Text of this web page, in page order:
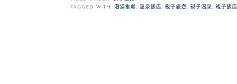
TAGGED WITH: 泡湯推薦, 溫泉飯店, 親子旅遊, 親子溫泉, 親子飯店